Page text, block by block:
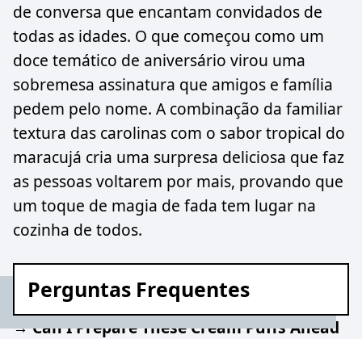
de conversa que encantam convidados de
todas as idades. O que começou como um
doce temático de aniversário virou uma
sobremesa assinatura que amigos e família
pedem pelo nome. A combinação da familiar
textura das carolinas com o sabor tropical do
maracujá cria uma surpresa deliciosa que faz
as pessoas voltarem por mais, provando que
um toque de magia de fada tem lugar na
cozinha de todos.
Perguntas Frequentes
→ Can I Prepare These Cream Puffs Ahead